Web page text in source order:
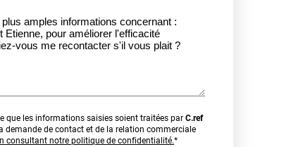
que les informations saisies soient traitées parC.ref
demande de contact et de la relation commerciale
consultant notre politique de confidentialité.*